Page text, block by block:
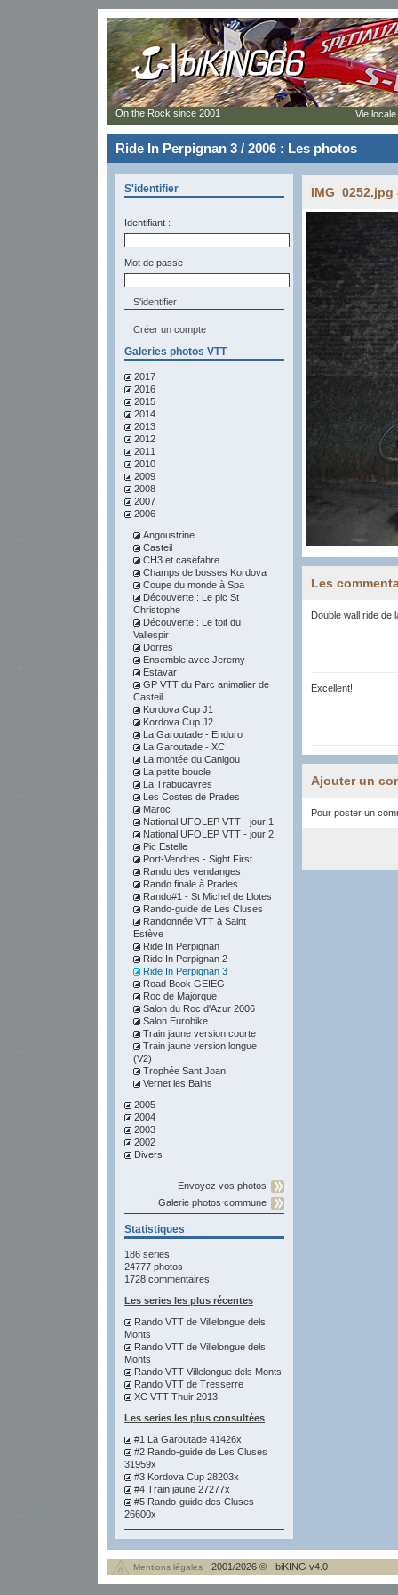
Ride In Perpignan 3 / 2006 : Les photos
S'identifier
Identifiant :
Mot de passe :
Créer un compte
Galeries photos VTT
2017
2016
2015
2014
2013
2012
2011
2010
2009
2008
2007
2006
Angoustrine
Casteil
CH3 et casefabre
Champs de bosses Kordova
Coupe du monde à Spa
Découverte : Le pic St
Christophe
Découverte : Le toit du
Vallespir
Dorres
Ensemble avec Jeremy
Estavar
GP VTT du Parc animalier de
Casteil
Kordova Cup J1
Kordova Cup J2
La Garoutade - Enduro
La Garoutade - XC
La montée du Canigou
La petite boucle
La Trabucayres
Les Costes de Prades
Maroc
National UFOLEP VTT - jour 1
National UFOLEP VTT - jour 2
Pic Estelle
Port-Vendres - Sight First
Rando des vendanges
Rando finale à Prades
Rando#1 - St Michel de Llotes
Rando-guide de Les Cluses
Randonnée VTT à Saint
Estève
Ride In Perpignan
Ride In Perpignan 2
Ride In Perpignan 3
Road Book GEIEG
Roc de Majorque
Salon du Roc d'Azur 2006
Salon Eurobike
Train jaune version courte
Train jaune version longue
(V2)
Trophée Sant Joan
Vernet les Bains
2005
2004
2003
2002
Divers
Envoyez vos photos
Galerie photos commune
Statistiques
186 series
24777 photos
1728 commentaires
Les series les plus récentes
Rando VTT de Villelongue dels
Monts
Rando VTT de Villelongue dels
Monts
Rando VTT Villelongue dels Monts
Rando VTT de Tresserre
XC VTT Thuir 2013
Les series les plus consultées
#1 La Garoutade 41426x
#2 Rando-guide de Les Cluses
31959x
#3 Kordova Cup 28203x
#4 Train jaune 27277x
#5 Rando-guide des Cluses
26600x
IMG_0252.jpg
Les
Double wall ride de
Excellent!
Ajouter un
Pour poster un
On the Rock since 2001 Vie
Mentions légales - 2001/2026 © - biKING v4.0